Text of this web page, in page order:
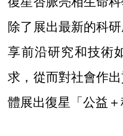
除了展出最新的科
享前沿研究和技術
求，從而對社會作
體展出復星「公益＋